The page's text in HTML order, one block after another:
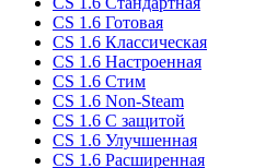
CS 1.6 Готовая
CS 1.6 Классическая
CS 1.6 Настроенная
CS 1.6 Стим
CS 1.6 Non-Steam
CS 1.6 C защитой
CS 1.6 Улучшенная
CS 1.6 Расширенная